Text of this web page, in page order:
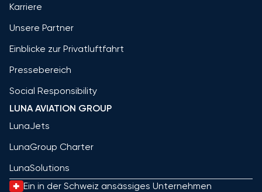
Karriere
Unsere Partner
Einblicke zur Privatluftfahrt
Pressebereich
Social Responsibility
LUNA AVIATION GROUP
LunaJets
LunaGroup Charter
LunaSolutions
Ein in der Schweiz ansässiges Unternehmen